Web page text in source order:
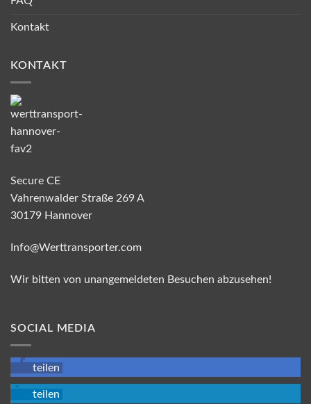
Kontakt
KONTAKT
Secure CE
Vahrenwalder Straße 269 A
30179 Hannover
Info@Werttransporter.com
Wir bitten von unangemeldeten Besuchen abzusehen!
SOCIAL MEDIA
teilen
teilen